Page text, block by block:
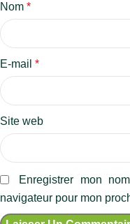
Nom *
E-mail *
Site web
Enregistrer mon
navigateur pour mon